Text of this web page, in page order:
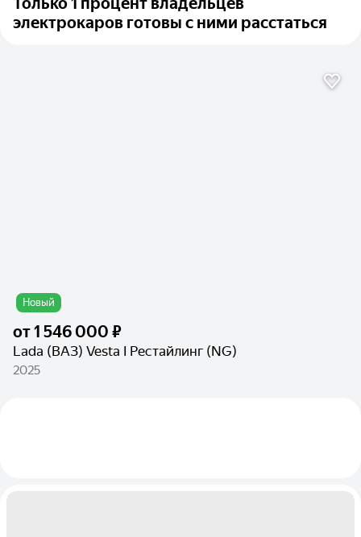
электрокаров готовы с ними расстаться
Новый
от1 546 000 ₽
Lada (ВАЗ) Vesta I Рестайлинг (NG)
2025